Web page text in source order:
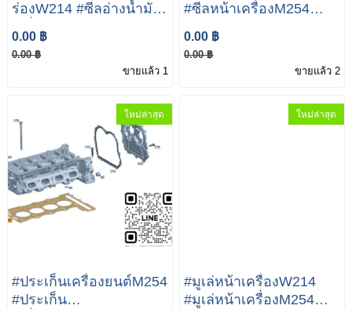
ร่องW214 #ซีลอ่างน้ำมัน
เครื่องW214 Mercedes-
Benz E Class E300
E350e A654 014 56 01
0.00 ฿
0.00 ฿
ขายแล้ว 1
#ซีลหน้าเครื่องM254
Mercedes-Benz E Class
E300 E350e A254 014
00 00
0.00 ฿
0.00 ฿
ขายแล้ว 2
ใหม่ล่าสุด
#ประเก็นเครื่องยนต์M254
#ประเก็น
ใหม่ล่าสุด
#มูเล่หน้าเครื่องW214
#มูเล่หน้าเครื่องM254